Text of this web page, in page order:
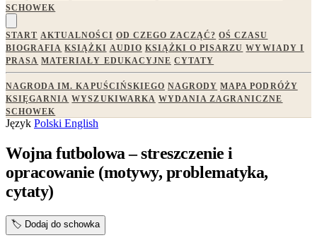
SCHOWEK
START AKTUALNOŚCI OD CZEGO ZACZĄĆ? OŚ CZASU
BIOGRAFIA KSIĄŻKI AUDIO KSIĄŻKI O PISARZU WYWIADY I
PRASA MATERIAŁY EDUKACYJNE CYTATY
NAGRODA IM. KAPUŚCIŃSKIEGO NAGRODY MAPA PODRÓŻY
KSIĘGARNIA WYSZUKIWARKA WYDANIA ZAGRANICZNE
SCHOWEK
Język Polski English
Wojna futbolowa – streszczenie i
opracowanie (motywy, problematyka,
cytaty)
🏷️ Dodaj do schowka